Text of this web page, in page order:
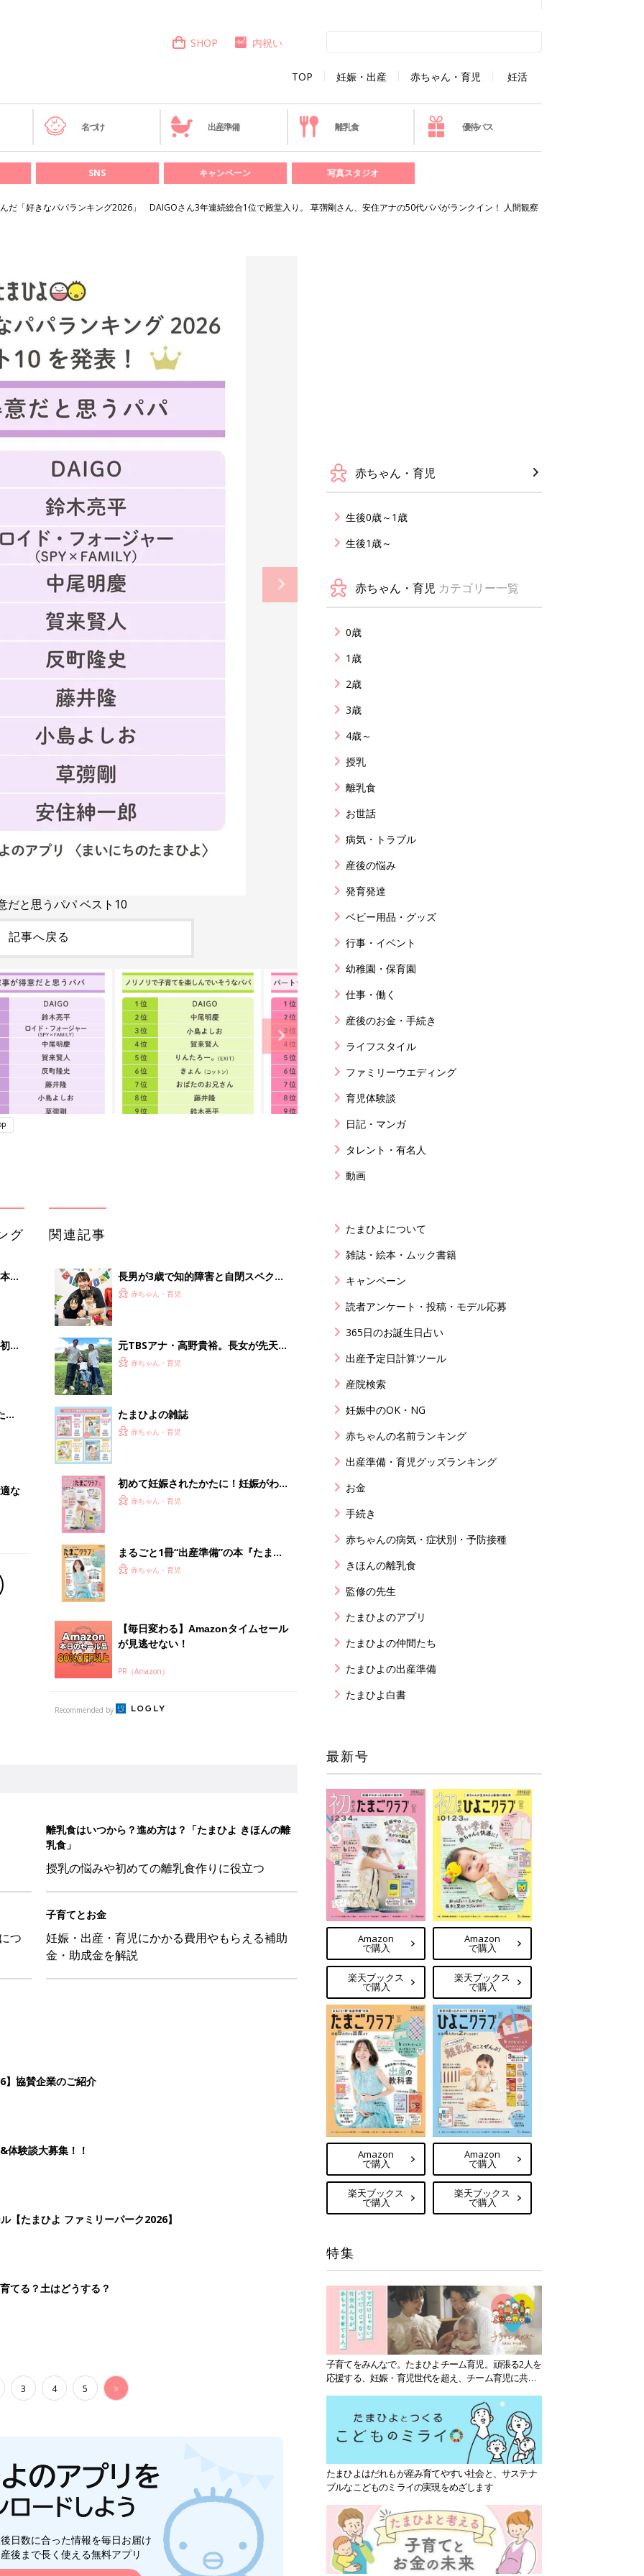
TOP 妊娠・出産 赤ちゃん・育児 妊活
SHOP 内祝い
名づけ 出産準備 離乳食 優待パス
SNS キャンペーン 写真スタジオ
だ「好きなパパランキング2026」 DAIGOさん3年連続総合1位で殿堂入り。 草彅剛さん、安住アナの50代パパがランクイン！ 人間観察
だと思うパパ ベスト10
記事へ戻る
グ
め
ま
な
関連記事
長男が3歳で知的障害と自閉スペクト
ラム症と診断｡発達が後退して｢パパと
赤ちゃん・育児
元TBSアナ・高野貴裕。長女が先天性
ミオパチーと診断。「どうしてうちの
赤ちゃん・育児
たまひよの雑誌
赤ちゃん・育児
初めて妊娠されたかたに！妊娠がわか
ったら最初に読む本『初めてのたまご
赤ちゃん・育児
まるごと1冊“出産準備”の本『たまご
クラブ 夏号』〈スペシャル大特集〉
赤ちゃん・育児
【毎日変わる】Amazonタイムセール
が見逃せない！
PR（Amazon）
Recommended by
離乳食はいつから？進め方は？「たまひよ きほんの離
乳食」
授乳の悩みや初めての離乳食作りに役立つ
つ
子育てとお金
妊娠・出産・育児にかかる費用やもらえる補助
金・助成金を解説
】協賛企業のご紹介
験談大募集！！
【たまひよ ファミリーパーク2026】
てる？土はどうする？
3 4 5 >
日数に合った情報を毎日お届け
後まで長く使える無料アプリ
赤ちゃん・育児
生後0歳～1歳
生後1歳～
赤ちゃん・育児 カテゴリー一覧
0歳
1歳
2歳
3歳
4歳～
授乳
離乳食
お世話
病気・トラブル
産後の悩み
発育発達
ベビー用品・グッズ
行事・イベント
幼稚園・保育園
仕事・働く
産後のお金・手続き
ライフスタイル
ファミリーウエディング
育児体験談
日記・マンガ
タレント・有名人
動画
たまひよについて
雑誌・絵本・ムック書籍
キャンペーン
読者アンケート・投稿・モデル応募
365日のお誕生日占い
出産予定日計算ツール
産院検索
妊娠中のOK・NG
赤ちゃんの名前ランキング
出産準備・育児グッズランキング
お金
手続き
赤ちゃんの病気・症状別・予防接種
きほんの離乳食
監修の先生
たまひよのアプリ
たまひよの仲間たち
たまひよの出産準備
たまひよ白書
最新号
Amazon
で購入
楽天ブックス
で購入
Amazon
で購入
楽天ブックス
で購入
Amazon
で購入
楽天ブックス
で購入
Amazon
で購入
楽天ブックス
で購入
特集
子育てをみんなで。たまひよチーム育児。頑張る2人を
応援する、妊娠・育児世代を超え、チーム育児に共感
たまひよはだれもが産み育てやすい社会と、サステナ
ブルなこどものミライの実現をめざします